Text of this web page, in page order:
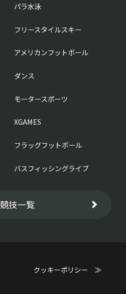
パラ水泳
フリースタイルスキー
アメリカンフットボール
ダンス
モータースポーツ
XGAMES
フラッグフットボール
バスフィッシングライブ
競技一覧
クッキーポリシー ≫